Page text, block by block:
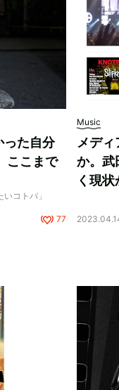
った自分
ここまで
コトバ」
77
Music
メデ
か。武
く現